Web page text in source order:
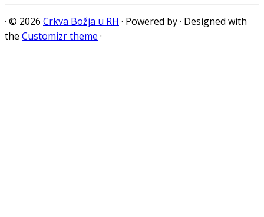
· © 2026 Crkva Božja u RH · Powered by· Designed with
the Customizr theme ·